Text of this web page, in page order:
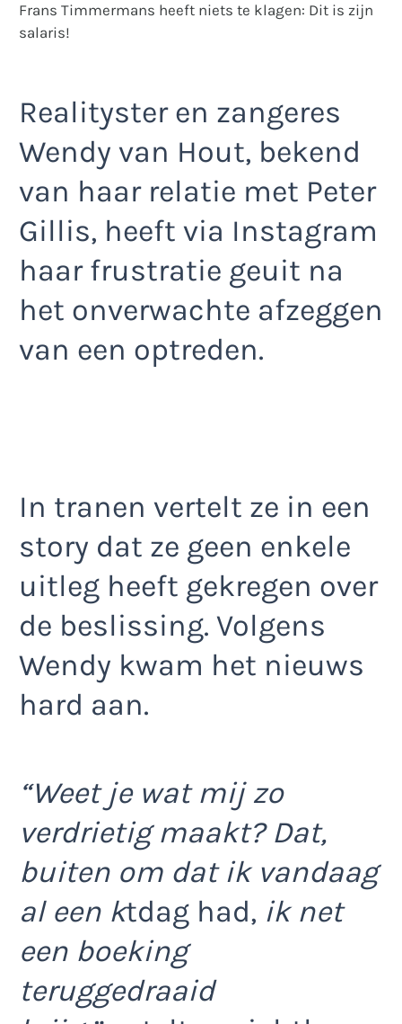
Frans Timmermans heeft niets te klagen: Dit is zijn
salaris!
Realityster en zangeres
Wendy van Hout, bekend
van haar relatie met Peter
Gillis, heeft via Instagram
haar frustratie geuit na
het onverwachte afzeggen
van een optreden.
In tranen vertelt ze in een
story dat ze geen enkele
uitleg heeft gekregen over
de beslissing. Volgens
Wendy kwam het nieuws
hard aan.
“Weet je wat mij zo
verdrietig maakt? Dat,
buiten om dat ik vandaag
al een ktdag had, ik net
een boeking
teruggedraaid